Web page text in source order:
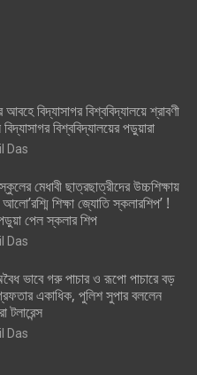
বিদ্যাসাগর বিশ্ববিদ্যালয়ে শ্রাবণী
বিশ্ববিদ্যালয়ের পড়ুয়ারা
Das
মেধাবী ছাত্রছাত্রীদের উচ্চশিক্ষায়
শিক্ষা জ্যোতি স্কলারশিপ’ !
পেল স্কলার শিপ
Das
গরু পাচার ও রূপো পাচারে বড়
একাধিক, পুলিশ সুপার বললেন
Das